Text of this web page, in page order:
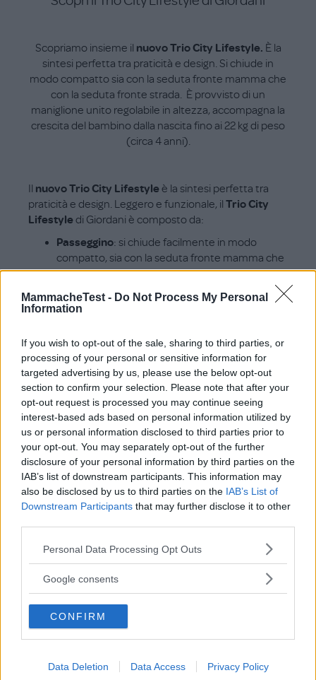
MammacheTest - Do Not Process My Personal
Information
If you wish to opt-out of the sale, sharing to third parties, or
processing of your personal or sensitive information for
targeted advertising by us, please use the below opt-out
section to confirm your selection. Please note that after your
opt-out request is processed you may continue seeing
interest-based ads based on personal information utilized by
us or personal information disclosed to third parties prior to
your opt-out. You may separately opt-out of the further
disclosure of your personal information by third parties on the
IAB’s list of downstream participants. This information may
also be disclosed by us to third parties on the IAB’s List of
Downstream Participants that may further disclose it to other
Please note that this website/app uses one or more Google
not limited to your visit or usage behaviour. You may click to
use your data for below specified purposes in below Google
consent section.
Personal Data Processing Opt Outs
Google consents
CONFIRM
Data Deletion Data Access Privacy Policy
Scopriamo insieme il nuovo Trio City Lifestyle. È la
sintesi perfetta tra praticità e design. Si chiude in
modo compatto sia con la seduta fronte mamma che
con la seduta fronte strada. È provvisto di un
maniglione unito regolabile in altezza, accompagna la
crescita del bambino dalla nascita fino ai 22 kg di peso
(circa 4 anni).
Il nuovoTrio City Lifestyle è la sintesi perfetta tra
praticità e design. Leggero e funzionale, il Trio City
Lifestyle di Giordani è composto da:
Passeggino: si chiude facilmente in modo
compatto, sia con la seduta fronte mamma che
fronte strada. Dotato di un maniglione regolabile
in altezza e ricoperto in ecopelle, accompagna
la crescita del bambino dalla nascita fino ai 22 kg
dotata di schienale regolabile per il massimo
confort del bambino. Include la borsa con
fasciatoio e il riduttore per il passeggino.
Ovetto : disponibile con base isofix da lasciare in
auto (venduta separatamente). Garantisce
maggiore facilità nello spostamento del
neonato dalla base al telaio…anche mentre
dorme! Omologato in base alla nuova normativa
europea UN N. 129/03 (40-85 cm). Incluso
anche il comodo parapioggia.